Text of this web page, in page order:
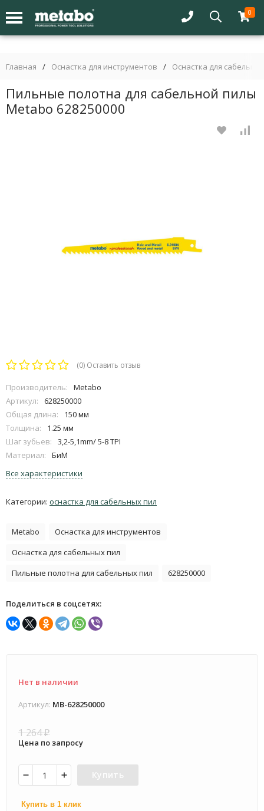
0
Главная / Оснастка для инструментов / Оснастка для
Пильные полотна для сабельной пилы
Metabo 628250000
(0) Оставить отзыв
Производитель:
Metabo
Артикул:
628250000
Общая длина:
150 мм
Толщина:
1.25 мм
Шаг зубьев:
3,2-5,1mm/ 5-8 TPI
Материал:
БиМ
Все характеристики
Категории: оснастка для сабельных пил
Metabo
Оснастка для инструментов
Оснастка для сабельных пил
Пильные полотна для сабельных пил
628250000
Поделиться в соцсетях:
Нет в наличии
Артикул: MB-628250000
1 264₽
Цена по запросу
Купить
Купить в 1 клик